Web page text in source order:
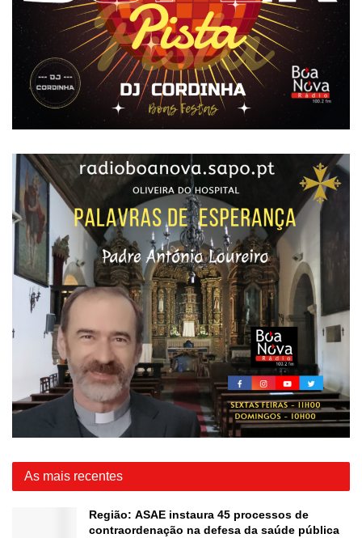
As mais recentes
Região: ASAE instaura 45 processos de
contraordenação na defesa da saúde pública